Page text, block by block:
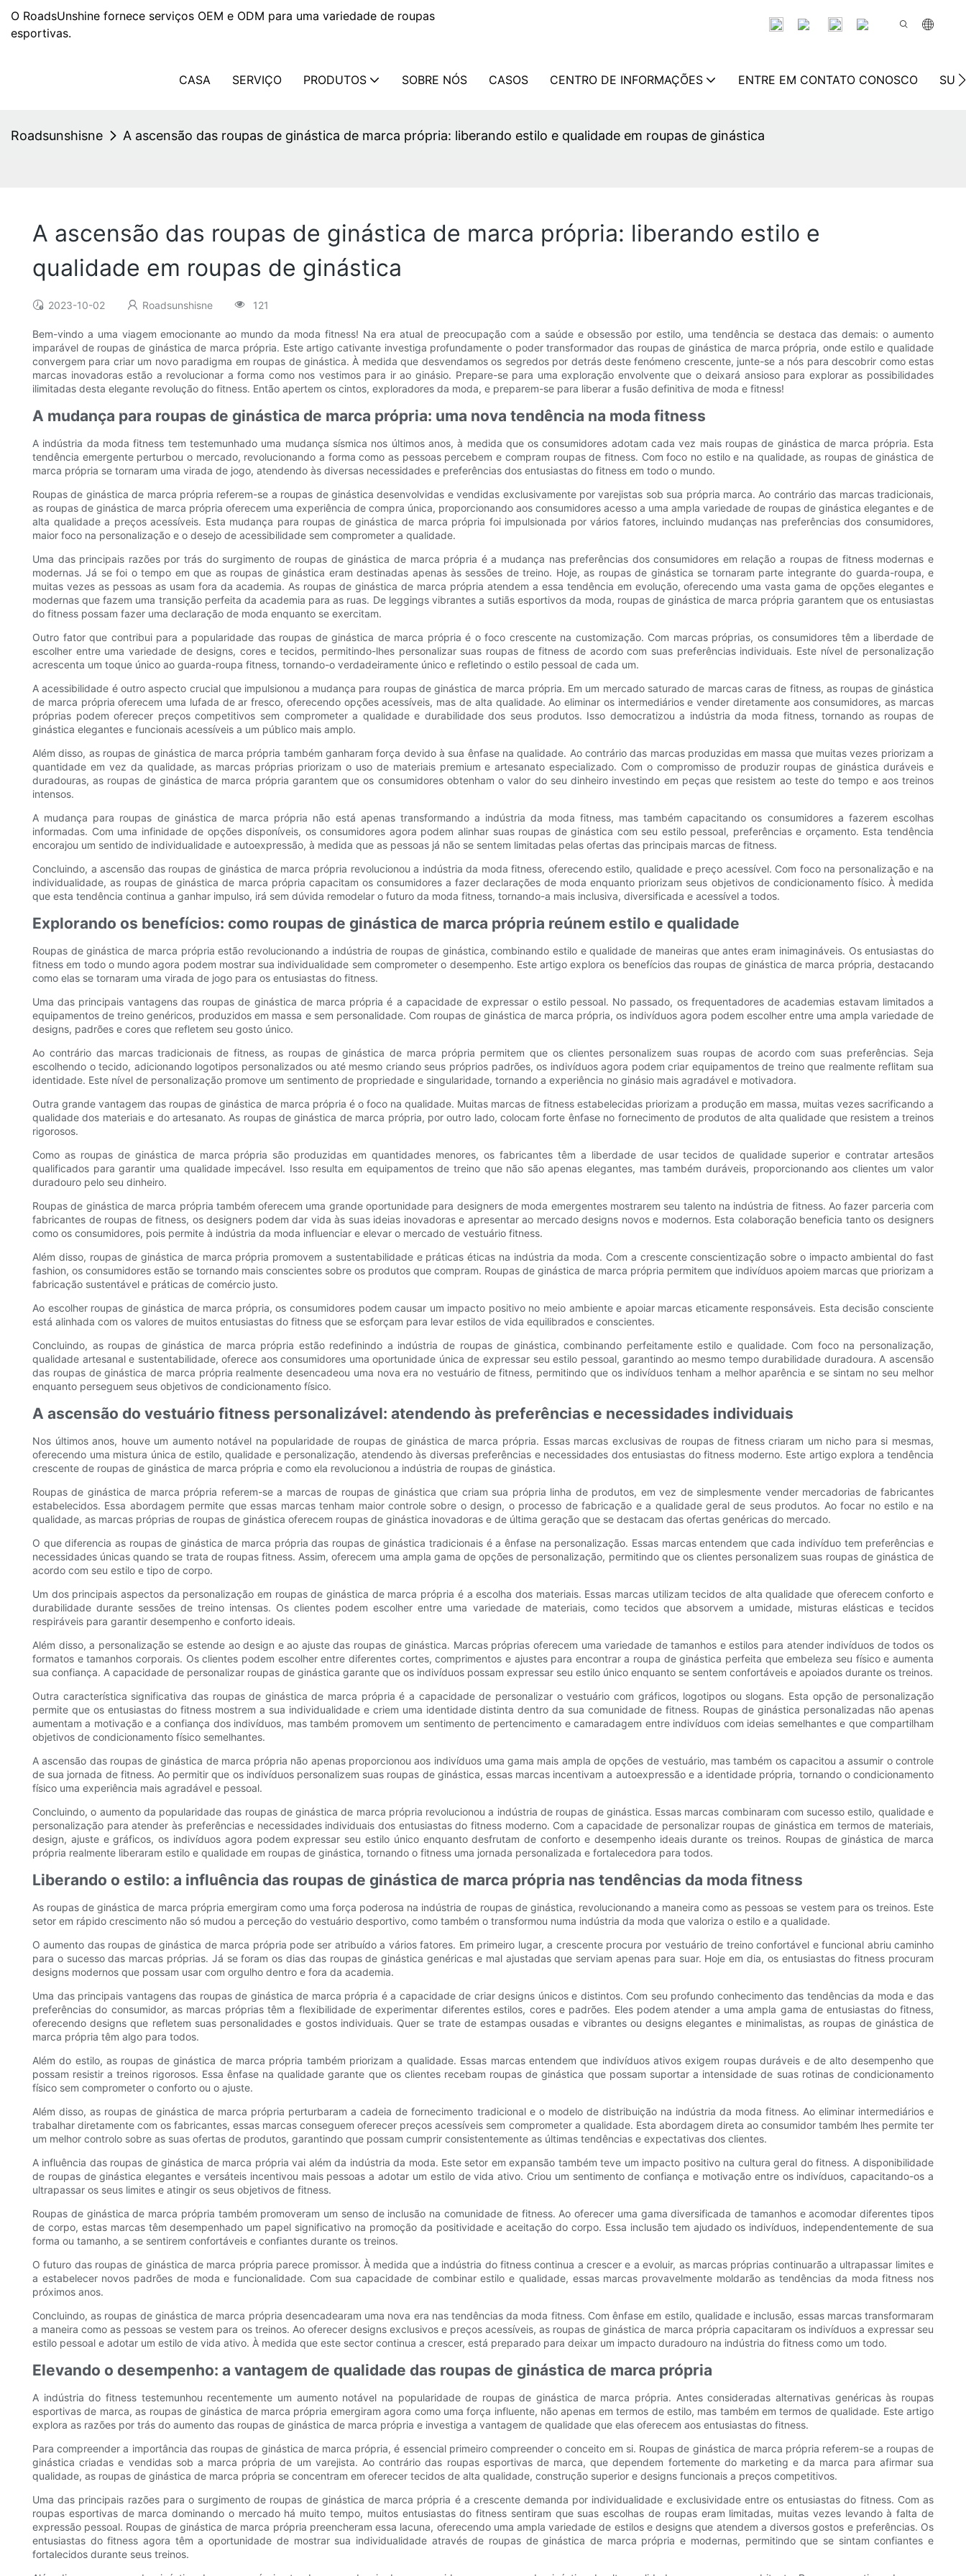
O RoadsUnshine fornece serviços OEM e ODM para uma variedade de roupas
esportivas.
CASA SERVIÇO PRODUTOS SOBRE NÓS CASOS CENTRO DE INFORMAÇÕES ENTRE EM CONTATO CONOSCO
Roadsunshisne A ascensão das roupas de ginástica de marca própria: liberando estilo e qualidade em roupas de ginástica
A ascensão das roupas de ginástica de marca própria: liberando estilo e
qualidade em roupas de ginástica
2023-10-02 Roadsunshisne 121
Bem-vindo a uma viagem emocionante ao mundo da moda fitness! Na era atual de preocupação com a saúde e obsessão por estilo, uma tendência se destaca das demais: o aumento
imparável de roupas de ginástica de marca própria. Este artigo cativante investiga profundamente o poder transformador das roupas de ginástica de marca própria, onde estilo e qualidade
convergem para criar um novo paradigma em roupas de ginástica. À medida que desvendamos os segredos por detrás deste fenómeno crescente, junte-se a nós para descobrir como estas
marcas inovadoras estão a revolucionar a forma como nos vestimos para ir ao ginásio. Prepare-se para uma exploração envolvente que o deixará ansioso para explorar as possibilidades
ilimitadas desta elegante revolução do fitness. Então apertem os cintos, exploradores da moda, e preparem-se para liberar a fusão definitiva de moda e fitness!
A mudança para roupas de ginástica de marca própria: uma nova tendência na moda fitness
A indústria da moda fitness tem testemunhado uma mudança sísmica nos últimos anos, à medida que os consumidores adotam cada vez mais roupas de ginástica de marca própria. Esta
tendência emergente perturbou o mercado, revolucionando a forma como as pessoas percebem e compram roupas de fitness. Com foco no estilo e na qualidade, as roupas de ginástica de
marca própria se tornaram uma virada de jogo, atendendo às diversas necessidades e preferências dos entusiastas do fitness em todo o mundo.
Roupas de ginástica de marca própria referem-se a roupas de ginástica desenvolvidas e vendidas exclusivamente por varejistas sob sua própria marca. Ao contrário das marcas tradicionais,
as roupas de ginástica de marca própria oferecem uma experiência de compra única, proporcionando aos consumidores acesso a uma ampla variedade de roupas de ginástica elegantes e de
alta qualidade a preços acessíveis. Esta mudança para roupas de ginástica de marca própria foi impulsionada por vários fatores, incluindo mudanças nas preferências dos consumidores,
maior foco na personalização e o desejo de acessibilidade sem comprometer a qualidade.
Uma das principais razões por trás do surgimento de roupas de ginástica de marca própria é a mudança nas preferências dos consumidores em relação a roupas de fitness modernas e
modernas. Já se foi o tempo em que as roupas de ginástica eram destinadas apenas às sessões de treino. Hoje, as roupas de ginástica se tornaram parte integrante do guarda-roupa, e
muitas vezes as pessoas as usam fora da academia. As roupas de ginástica de marca própria atendem a essa tendência em evolução, oferecendo uma vasta gama de opções elegantes e
modernas que fazem uma transição perfeita da academia para as ruas. De leggings vibrantes a sutiãs esportivos da moda, roupas de ginástica de marca própria garantem que os entusiastas
do fitness possam fazer uma declaração de moda enquanto se exercitam.
Outro fator que contribui para a popularidade das roupas de ginástica de marca própria é o foco crescente na customização. Com marcas próprias, os consumidores têm a liberdade de
escolher entre uma variedade de designs, cores e tecidos, permitindo-lhes personalizar suas roupas de fitness de acordo com suas preferências individuais. Este nível de personalização
acrescenta um toque único ao guarda-roupa fitness, tornando-o verdadeiramente único e refletindo o estilo pessoal de cada um.
A acessibilidade é outro aspecto crucial que impulsionou a mudança para roupas de ginástica de marca própria. Em um mercado saturado de marcas caras de fitness, as roupas de ginástica
de marca própria oferecem uma lufada de ar fresco, oferecendo opções acessíveis, mas de alta qualidade. Ao eliminar os intermediários e vender diretamente aos consumidores, as marcas
próprias podem oferecer preços competitivos sem comprometer a qualidade e durabilidade dos seus produtos. Isso democratizou a indústria da moda fitness, tornando as roupas de
ginástica elegantes e funcionais acessíveis a um público mais amplo.
Além disso, as roupas de ginástica de marca própria também ganharam força devido à sua ênfase na qualidade. Ao contrário das marcas produzidas em massa que muitas vezes priorizam a
quantidade em vez da qualidade, as marcas próprias priorizam o uso de materiais premium e artesanato especializado. Com o compromisso de produzir roupas de ginástica duráveis ​​e
duradouras, as roupas de ginástica de marca própria garantem que os consumidores obtenham o valor do seu dinheiro investindo em peças que resistem ao teste do tempo e aos treinos
intensos.
A mudança para roupas de ginástica de marca própria não está apenas transformando a indústria da moda fitness, mas também capacitando os consumidores a fazerem escolhas
informadas. Com uma infinidade de opções disponíveis, os consumidores agora podem alinhar suas roupas de ginástica com seu estilo pessoal, preferências e orçamento. Esta tendência
encorajou um sentido de individualidade e autoexpressão, à medida que as pessoas já não se sentem limitadas pelas ofertas das principais marcas de fitness.
Concluindo, a ascensão das roupas de ginástica de marca própria revolucionou a indústria da moda fitness, oferecendo estilo, qualidade e preço acessível. Com foco na personalização e na
individualidade, as roupas de ginástica de marca própria capacitam os consumidores a fazer declarações de moda enquanto priorizam seus objetivos de condicionamento físico. À medida
que esta tendência continua a ganhar impulso, irá sem dúvida remodelar o futuro da moda fitness, tornando-a mais inclusiva, diversificada e acessível a todos.
Explorando os benefícios: como roupas de ginástica de marca própria reúnem estilo e qualidade
Roupas de ginástica de marca própria estão revolucionando a indústria de roupas de ginástica, combinando estilo e qualidade de maneiras que antes eram inimagináveis. Os entusiastas do
fitness em todo o mundo agora podem mostrar sua individualidade sem comprometer o desempenho. Este artigo explora os benefícios das roupas de ginástica de marca própria, destacando
como elas se tornaram uma virada de jogo para os entusiastas do fitness.
Uma das principais vantagens das roupas de ginástica de marca própria é a capacidade de expressar o estilo pessoal. No passado, os frequentadores de academias estavam limitados a
equipamentos de treino genéricos, produzidos em massa e sem personalidade. Com roupas de ginástica de marca própria, os indivíduos agora podem escolher entre uma ampla variedade de
designs, padrões e cores que refletem seu gosto único.
Ao contrário das marcas tradicionais de fitness, as roupas de ginástica de marca própria permitem que os clientes personalizem suas roupas de acordo com suas preferências. Seja
escolhendo o tecido, adicionando logotipos personalizados ou até mesmo criando seus próprios padrões, os indivíduos agora podem criar equipamentos de treino que realmente reflitam sua
identidade. Este nível de personalização promove um sentimento de propriedade e singularidade, tornando a experiência no ginásio mais agradável e motivadora.
Outra grande vantagem das roupas de ginástica de marca própria é o foco na qualidade. Muitas marcas de fitness estabelecidas priorizam a produção em massa, muitas vezes sacrificando a
qualidade dos materiais e do artesanato. As roupas de ginástica de marca própria, por outro lado, colocam forte ênfase no fornecimento de produtos de alta qualidade que resistem a treinos
rigorosos.
Como as roupas de ginástica de marca própria são produzidas em quantidades menores, os fabricantes têm a liberdade de usar tecidos de qualidade superior e contratar artesãos
qualificados para garantir uma qualidade impecável. Isso resulta em equipamentos de treino que não são apenas elegantes, mas também duráveis, proporcionando aos clientes um valor
duradouro pelo seu dinheiro.
Roupas de ginástica de marca própria também oferecem uma grande oportunidade para designers de moda emergentes mostrarem seu talento na indústria de fitness. Ao fazer parceria com
fabricantes de roupas de fitness, os designers podem dar vida às suas ideias inovadoras e apresentar ao mercado designs novos e modernos. Esta colaboração beneficia tanto os designers
como os consumidores, pois permite à indústria da moda influenciar e elevar o mercado de vestuário fitness.
Além disso, roupas de ginástica de marca própria promovem a sustentabilidade e práticas éticas na indústria da moda. Com a crescente conscientização sobre o impacto ambiental do fast
fashion, os consumidores estão se tornando mais conscientes sobre os produtos que compram. Roupas de ginástica de marca própria permitem que indivíduos apoiem marcas que priorizam a
fabricação sustentável e práticas de comércio justo.
Ao escolher roupas de ginástica de marca própria, os consumidores podem causar um impacto positivo no meio ambiente e apoiar marcas eticamente responsáveis. Esta decisão consciente
está alinhada com os valores de muitos entusiastas do fitness que se esforçam para levar estilos de vida equilibrados e conscientes.
Concluindo, as roupas de ginástica de marca própria estão redefinindo a indústria de roupas de ginástica, combinando perfeitamente estilo e qualidade. Com foco na personalização,
qualidade artesanal e sustentabilidade, oferece aos consumidores uma oportunidade única de expressar seu estilo pessoal, garantindo ao mesmo tempo durabilidade duradoura. A ascensão
das roupas de ginástica de marca própria realmente desencadeou uma nova era no vestuário de fitness, permitindo que os indivíduos tenham a melhor aparência e se sintam no seu melhor
enquanto perseguem seus objetivos de condicionamento físico.
A ascensão do vestuário fitness personalizável: atendendo às preferências e necessidades individuais
Nos últimos anos, houve um aumento notável na popularidade de roupas de ginástica de marca própria. Essas marcas exclusivas de roupas de fitness criaram um nicho para si mesmas,
oferecendo uma mistura única de estilo, qualidade e personalização, atendendo às diversas preferências e necessidades dos entusiastas do fitness moderno. Este artigo explora a tendência
crescente de roupas de ginástica de marca própria e como ela revolucionou a indústria de roupas de ginástica.
Roupas de ginástica de marca própria referem-se a marcas de roupas de ginástica que criam sua própria linha de produtos, em vez de simplesmente vender mercadorias de fabricantes
estabelecidos. Essa abordagem permite que essas marcas tenham maior controle sobre o design, o processo de fabricação e a qualidade geral de seus produtos. Ao focar no estilo e na
qualidade, as marcas próprias de roupas de ginástica oferecem roupas de ginástica inovadoras e de última geração que se destacam das ofertas genéricas do mercado.
O que diferencia as roupas de ginástica de marca própria das roupas de ginástica tradicionais é a ênfase na personalização. Essas marcas entendem que cada indivíduo tem preferências e
necessidades únicas quando se trata de roupas fitness. Assim, oferecem uma ampla gama de opções de personalização, permitindo que os clientes personalizem suas roupas de ginástica de
acordo com seu estilo e tipo de corpo.
Um dos principais aspectos da personalização em roupas de ginástica de marca própria é a escolha dos materiais. Essas marcas utilizam tecidos de alta qualidade que oferecem conforto e
durabilidade durante sessões de treino intensas. Os clientes podem escolher entre uma variedade de materiais, como tecidos que absorvem a umidade, misturas elásticas e tecidos
respiráveis ​​para garantir desempenho e conforto ideais.
Além disso, a personalização se estende ao design e ao ajuste das roupas de ginástica. Marcas próprias oferecem uma variedade de tamanhos e estilos para atender indivíduos de todos os
formatos e tamanhos corporais. Os clientes podem escolher entre diferentes cortes, comprimentos e ajustes para encontrar a roupa de ginástica perfeita que embeleza seu físico e aumenta
sua confiança. A capacidade de personalizar roupas de ginástica garante que os indivíduos possam expressar seu estilo único enquanto se sentem confortáveis ​​e apoiados durante os treinos.
Outra característica significativa das roupas de ginástica de marca própria é a capacidade de personalizar o vestuário com gráficos, logotipos ou slogans. Esta opção de personalização
permite que os entusiastas do fitness mostrem a sua individualidade e criem uma identidade distinta dentro da sua comunidade de fitness. Roupas de ginástica personalizadas não apenas
aumentam a motivação e a confiança dos indivíduos, mas também promovem um sentimento de pertencimento e camaradagem entre indivíduos com ideias semelhantes e que compartilham
objetivos de condicionamento físico semelhantes.
A ascensão das roupas de ginástica de marca própria não apenas proporcionou aos indivíduos uma gama mais ampla de opções de vestuário, mas também os capacitou a assumir o controle
de sua jornada de fitness. Ao permitir que os indivíduos personalizem suas roupas de ginástica, essas marcas incentivam a autoexpressão e a identidade própria, tornando o condicionamento
físico uma experiência mais agradável e pessoal.
Concluindo, o aumento da popularidade das roupas de ginástica de marca própria revolucionou a indústria de roupas de ginástica. Essas marcas combinaram com sucesso estilo, qualidade e
personalização para atender às preferências e necessidades individuais dos entusiastas do fitness moderno. Com a capacidade de personalizar roupas de ginástica em termos de materiais,
design, ajuste e gráficos, os indivíduos agora podem expressar seu estilo único enquanto desfrutam de conforto e desempenho ideais durante os treinos. Roupas de ginástica de marca
própria realmente liberaram estilo e qualidade em roupas de ginástica, tornando o fitness uma jornada personalizada e fortalecedora para todos.
Liberando o estilo: a influência das roupas de ginástica de marca própria nas tendências da moda fitness
As roupas de ginástica de marca própria emergiram como uma força poderosa na indústria de roupas de ginástica, revolucionando a maneira como as pessoas se vestem para os treinos. Este
setor em rápido crescimento não só mudou a perceção do vestuário desportivo, como também o transformou numa indústria da moda que valoriza o estilo e a qualidade.
O aumento das roupas de ginástica de marca própria pode ser atribuído a vários fatores. Em primeiro lugar, a crescente procura por vestuário de treino confortável e funcional abriu caminho
para o sucesso das marcas próprias. Já se foram os dias das roupas de ginástica genéricas e mal ajustadas que serviam apenas para suar. Hoje em dia, os entusiastas do fitness procuram
designs modernos que possam usar com orgulho dentro e fora da academia.
Uma das principais vantagens das roupas de ginástica de marca própria é a capacidade de criar designs únicos e distintos. Com seu profundo conhecimento das tendências da moda e das
preferências do consumidor, as marcas próprias têm a flexibilidade de experimentar diferentes estilos, cores e padrões. Eles podem atender a uma ampla gama de entusiastas do fitness,
oferecendo designs que refletem suas personalidades e gostos individuais. Quer se trate de estampas ousadas e vibrantes ou designs elegantes e minimalistas, as roupas de ginástica de
marca própria têm algo para todos.
Além do estilo, as roupas de ginástica de marca própria também priorizam a qualidade. Essas marcas entendem que indivíduos ativos exigem roupas duráveis ​​e de alto desempenho que
possam resistir a treinos rigorosos. Essa ênfase na qualidade garante que os clientes recebam roupas de ginástica que possam suportar a intensidade de suas rotinas de condicionamento
físico sem comprometer o conforto ou o ajuste.
Além disso, as roupas de ginástica de marca própria perturbaram a cadeia de fornecimento tradicional e o modelo de distribuição na indústria da moda fitness. Ao eliminar intermediários e
trabalhar diretamente com os fabricantes, essas marcas conseguem oferecer preços acessíveis sem comprometer a qualidade. Esta abordagem direta ao consumidor também lhes permite ter
um melhor controlo sobre as suas ofertas de produtos, garantindo que possam cumprir consistentemente as últimas tendências e expectativas dos clientes.
A influência das roupas de ginástica de marca própria vai além da indústria da moda. Este setor em expansão também teve um impacto positivo na cultura geral do fitness. A disponibilidade
de roupas de ginástica elegantes e versáteis incentivou mais pessoas a adotar um estilo de vida ativo. Criou um sentimento de confiança e motivação entre os indivíduos, capacitando-os a
ultrapassar os seus limites e atingir os seus objetivos de fitness.
Roupas de ginástica de marca própria também promoveram um senso de inclusão na comunidade de fitness. Ao oferecer uma gama diversificada de tamanhos e acomodar diferentes tipos
de corpo, estas marcas têm desempenhado um papel significativo na promoção da positividade e aceitação do corpo. Essa inclusão tem ajudado os indivíduos, independentemente de sua
forma ou tamanho, a se sentirem confortáveis ​​e confiantes durante os treinos.
O futuro das roupas de ginástica de marca própria parece promissor. À medida que a indústria do fitness continua a crescer e a evoluir, as marcas próprias continuarão a ultrapassar limites e
a estabelecer novos padrões de moda e funcionalidade. Com sua capacidade de combinar estilo e qualidade, essas marcas provavelmente moldarão as tendências da moda fitness nos
próximos anos.
Concluindo, as roupas de ginástica de marca própria desencadearam uma nova era nas tendências da moda fitness. Com ênfase em estilo, qualidade e inclusão, essas marcas transformaram
a maneira como as pessoas se vestem para os treinos. Ao oferecer designs exclusivos e preços acessíveis, as roupas de ginástica de marca própria capacitaram os indivíduos a expressar seu
estilo pessoal e adotar um estilo de vida ativo. À medida que este sector continua a crescer, está preparado para deixar um impacto duradouro na indústria do fitness como um todo.
Elevando o desempenho: a vantagem de qualidade das roupas de ginástica de marca própria
A indústria do fitness testemunhou recentemente um aumento notável na popularidade de roupas de ginástica de marca própria. Antes consideradas alternativas genéricas às roupas
esportivas de marca, as roupas de ginástica de marca própria emergiram agora como uma força influente, não apenas em termos de estilo, mas também em termos de qualidade. Este artigo
explora as razões por trás do aumento das roupas de ginástica de marca própria e investiga a vantagem de qualidade que elas oferecem aos entusiastas do fitness.
Para compreender a importância das roupas de ginástica de marca própria, é essencial primeiro compreender o conceito em si. Roupas de ginástica de marca própria referem-se a roupas de
ginástica criadas e vendidas sob a marca própria de um varejista. Ao contrário das roupas esportivas de marca, que dependem fortemente do marketing e da marca para afirmar sua
qualidade, as roupas de ginástica de marca própria se concentram em oferecer tecidos de alta qualidade, construção superior e designs funcionais a preços competitivos.
Uma das principais razões para o surgimento de roupas de ginástica de marca própria é a crescente demanda por individualidade e exclusividade entre os entusiastas do fitness. Com as
roupas esportivas de marca dominando o mercado há muito tempo, muitos entusiastas do fitness sentiram que suas escolhas de roupas eram limitadas, muitas vezes levando à falta de
expressão pessoal. Roupas de ginástica de marca própria preencheram essa lacuna, oferecendo uma ampla variedade de estilos e designs que atendem a diversos gostos e preferências. Os
entusiastas do fitness agora têm a oportunidade de mostrar sua individualidade através de roupas de ginástica de marca própria e modernas, permitindo que se sintam confiantes e
fortalecidos durante seus treinos.